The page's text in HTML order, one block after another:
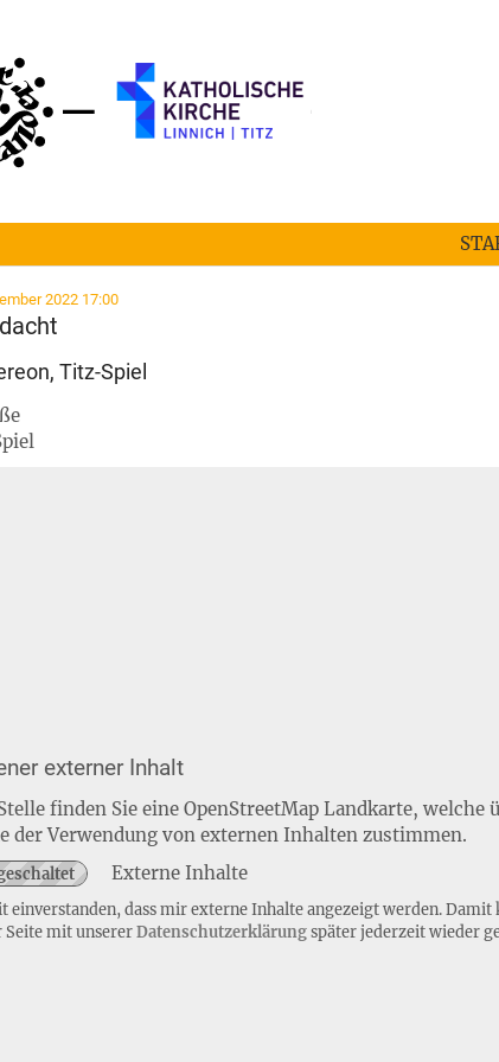
2022 17:00:
Titz-Spiel
externer Inhalt
finden Sie eine OpenStreetMap Landkarte,
der Verwendung von externen Inhalten zustimmen.
Externe Inhalte
einverstanden, dass mir externe Inhalte angezeigt werden.
Seite mit unsererDatenschutzerklärungspäter jederzeit wieder